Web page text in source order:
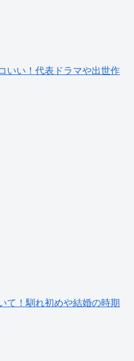
いい！代表ドラマや出世作
て！馴れ初めや結婚の時期